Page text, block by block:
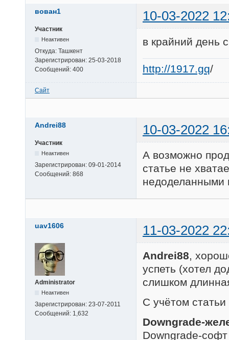
вован1 10-03-2022
Участник
Неактивен
Откуда: Ташкент
Зарегистрирован: 25-03-2018
Сообщений: 400
в крайний день
http://1917.gq/
Сайт
Andrei88 10-03-2022
Участник
Неактивен
Зарегистрирован: 09-01-2014
Сообщений: 868
А возможно
статье не
недоделанными
uav1606 11-03-2022
Administrator
Неактивен
Зарегистрирован: 23-07-2011
Сообщений: 1,632
Andrei88,
успеть (хотел
слишком
С учётом
Downgrade-
Downgrade-